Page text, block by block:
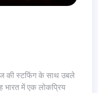
भारत में एक लोकप्रिय